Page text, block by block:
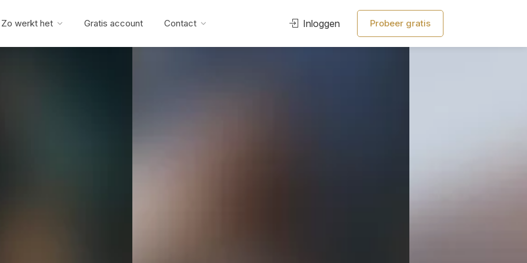
Zo werkt het Gratis account Contact Inloggen Probeer gratis